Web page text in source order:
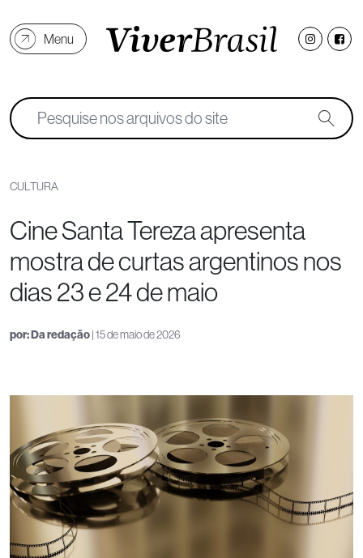
Menu
CULTURA
Cine Santa Tereza apresenta
mostra de curtas argentinos nos
dias 23 e 24 de maio
por:Da redação| 15 de maio de 2026